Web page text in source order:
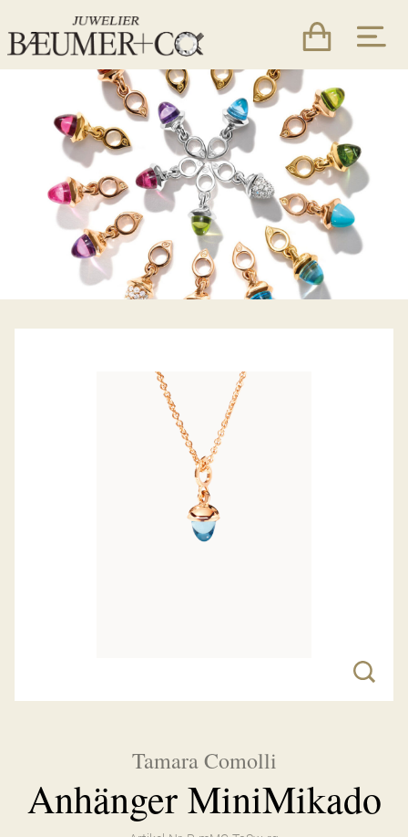
Tamara Comolli
Anhänger MiniMikado